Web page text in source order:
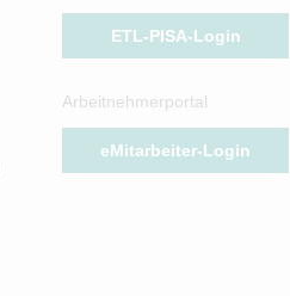
ETL-PISA-Login
Arbeitnehmerportal
eMitarbeiter-Login